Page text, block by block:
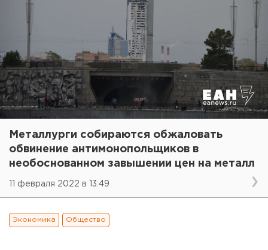
Металлурги собираются обжаловать
обвинение антимонопольщиков в
необоснованном завышении цен на металл
11 февраля 2022 в 13:49
Экономика Общество